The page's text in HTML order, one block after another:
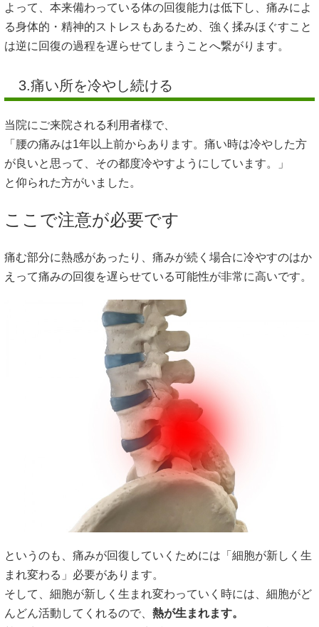
よって、本来備わっている体の回復能力は低下し、痛みによ
る身体的・精神的ストレスもあるため、強く揉みほぐすこと
は逆に回復の過程を遅らせてしまうことへ繋がります。
3.痛い所を冷やし続ける
当院にご来院される利用者様で、
「腰の痛みは1年以上前からあります。痛い時は冷やした方
が良いと思って、その都度冷やすようにしています。」
と仰られた方がいました。
ここで注意が必要です
痛む部分に熱感があったり、痛みが続く場合に冷やすのはか
えって痛みの回復を遅らせている可能性が非常に高いです。
というのも、痛みが回復していくためには「細胞が新しく生
まれ変わる」必要があります。
そして、細胞が新しく生まれ変わっていく時には、細胞がど
んどん活動してくれるので、 熱が生まれます。